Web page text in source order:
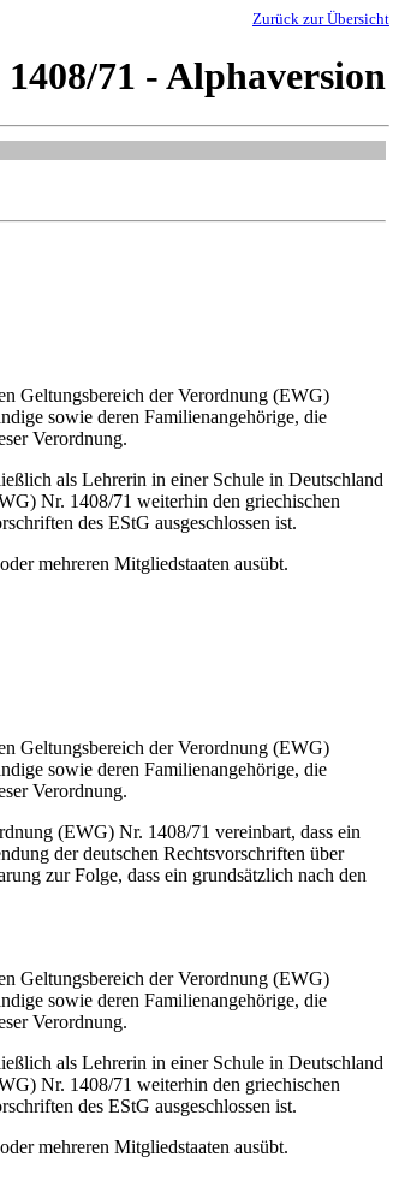
Zurück zur Übersicht
71 - Alphaversion
Geltungsbereich der Verordnung (EWG)
sowie deren Familienangehörige, die
Verordnung.
als Lehrerin in einer Schule in Deutschland
Nr. 1408/71 weiterhin den griechischen
des EStG ausgeschlossen ist.
mehreren Mitgliedstaaten ausübt.
Geltungsbereich der Verordnung (EWG)
sowie deren Familienangehörige, die
Verordnung.
(EWG) Nr. 1408/71 vereinbart, dass ein
der deutschen Rechtsvorschriften über
zur Folge, dass ein grundsätzlich nach den
Geltungsbereich der Verordnung (EWG)
sowie deren Familienangehörige, die
Verordnung.
als Lehrerin in einer Schule in Deutschland
Nr. 1408/71 weiterhin den griechischen
des EStG ausgeschlossen ist.
mehreren Mitgliedstaaten ausübt.